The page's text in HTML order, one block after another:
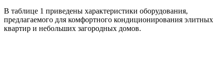
В таблице 1 приведены характеристики оборудования,
предлагаемого для комфортного кондиционирования элитных
квартир и небольших загородных домов.